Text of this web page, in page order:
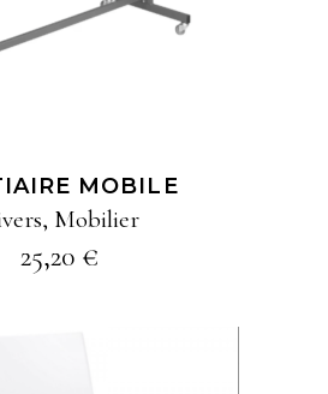
MOBILE
, Mobilier
25,20 €